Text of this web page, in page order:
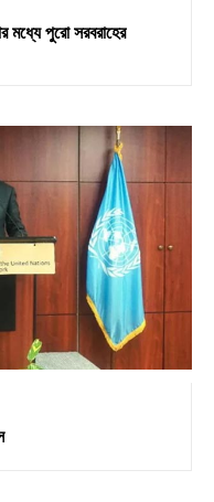
মধ্যে পুরো সরবরাহের